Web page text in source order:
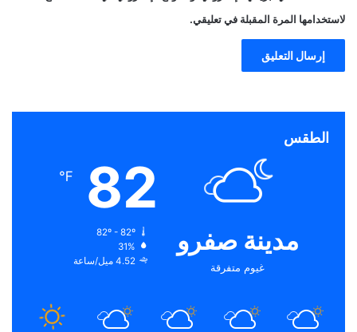
لاستخدامها المرة المقبلة في تعليقي.
الطقس
مدينة صفرو
غيوم متفرقة
82
℉
82º - 82º
31%
4.52 ميل/ساعة